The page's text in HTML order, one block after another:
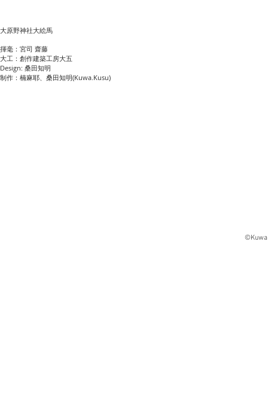
大原野神社大絵馬
揮毫：宮司 齋藤
大工：創作建築工房大五
Design: 桑田知明
制作：楠麻耶、桑田知明(Kuwa.Kusu)
©Kuwa